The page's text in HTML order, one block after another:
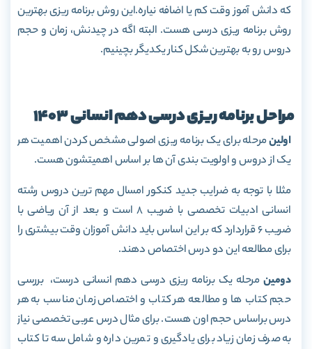
که دانش آموز وقت کم یا اضافه نیاره.این روش برنامه ریزی بهترین
روش برنامه ریزی درسی هست. البته اگه در چیدنش، زمان و حجم
دروس رو به بهترین شکل کنار یکدیگر بچینیم.
مراحل برنامه ریزی درسی دهم انسانی 1403
اولینمرحله برای یک برنامه ریزی اصولی مشخص کردن اهمیت هر
یک از دروس و اولویت بندی آن ها بر اساس اهمیتشون هست.
مثلا با توجه به ضرایب جدید کنکور امسال مهم ترین دروس رشته
انسانی ادبیات تخصصی با ضریب 8 است و بعد از آن ریاضی با
ضریب 6 قراردارد که بر این اساس باید دانش آموزان وقت بیشتری را
برای مطالعه این دو درس اختصاص دهند.
دومین مرحله یک برنامه ریزی درسی دهم انسانی درست، بررسی
حجم کتاب ها و مطالعه هر کتاب و اختصاص زمان مناسب به هر
درس براساس حجم اون هست. برای مثال درس عربی تخصصی نیاز
به صرف زمان زیاد برای یادگیری و تمرین داره و شامل سه تا کتاب